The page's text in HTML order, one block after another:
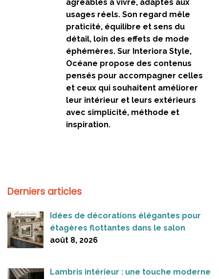
agréables à vivre, adaptés aux
usages réels. Son regard mêle
praticité, équilibre et sens du
détail, loin des effets de mode
éphémères. Sur Interiora Style,
Océane propose des contenus
pensés pour accompagner celles
et ceux qui souhaitent améliorer
leur intérieur et leurs extérieurs
avec simplicité, méthode et
inspiration.
Derniers articles
Idées de décorations élégantes pour
étagères flottantes dans le salon
août 8, 2026
Lambris intérieur : une touche moderne